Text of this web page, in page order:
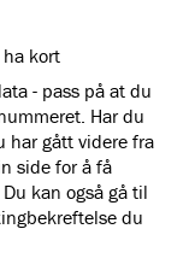
kort
- pass på at du
Har du
har gått videre fra
side for å få
kan også gå til
du